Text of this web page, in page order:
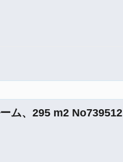
ム、295 m2 No739512